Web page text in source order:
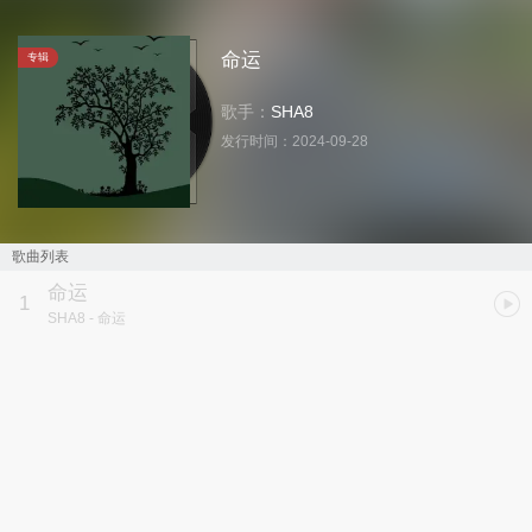
专辑 命运
歌手： SHA8
发行时间： 2024-09-28
歌曲列表
1 命运
SHA8 - 命运